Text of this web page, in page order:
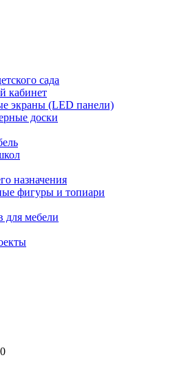
сада
кабинет
экраны (LED панели)
доски
назначения
фигуры и топиари
для мебели